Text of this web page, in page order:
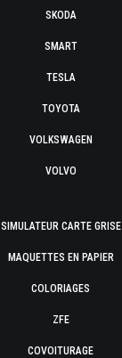
SKODA
SMART
TESLA
TOYOTA
VOLKSWAGEN
VOLVO
SIMULATEUR CARTE GRISE
MAQUETTES EN PAPIER
COLORIAGES
ZFE
COVOITURAGE